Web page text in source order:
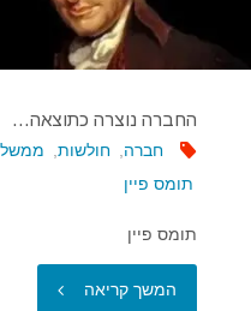
החברה נוצרה כתוצאה…
חברה חולשות
תומס פיין
תומס פיין
המשך קריאה "החברה